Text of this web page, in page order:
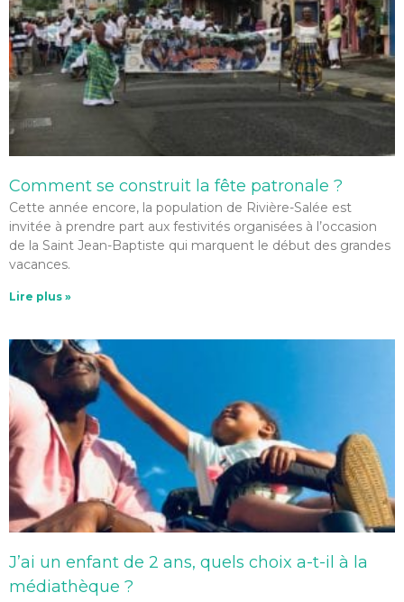
Comment se construit la fête patronale ?
Cette année encore, la population de Rivière-Salée est
invitée à prendre part aux festivités organisées à l’occasion
de la Saint Jean-Baptiste qui marquent le début des grandes
vacances.
Lire plus »
J’ai un enfant de 2 ans, quels choix a-t-il à la
médiathèque ?